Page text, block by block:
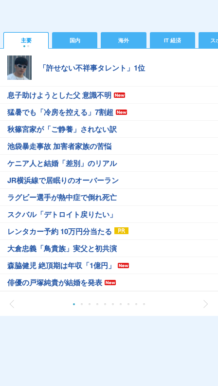
主要 国内 海外 IT 経済 ス
「許せない不祥事タレント」1位
息子助けようとした父 意識不明
猛暑でも「冷房を控える」7割超
秋篠宮家が「ご静養」されない訳
池袋暴走事故 加害者家族の苦悩
ケニア人と結婚「差別」のリアル
JR横浜線で居眠りのオーバーラン
ラグビー選手が熱中症で倒れ死亡
スクバル「デトロイト戻りたい」
レンタカー予約 10万円分当たる
大倉忠義「鳥貴族」実父と初共演
森脇健児 絶頂期は年収「1億円」
俳優の戸塚純貴が結婚を発表